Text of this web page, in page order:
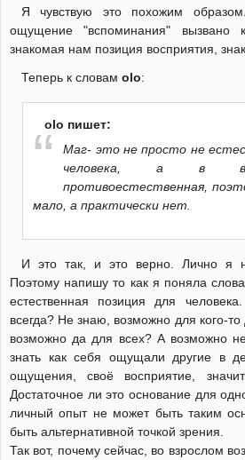
Я чувствую это похожим
ощущение "вспоминания" вызвано
знакомая нам позиция восприятия,
Теперь к словам olo:
olo пишет:
Маг- это не просто не
человека, а в
противоестественная,
мало, а практически нет.
И это так, и это верно. Лично я
Поэтому напишу то как я поняла слова
естественная позиция для
всегда? Не знаю, возможно для кого-
возможно да для всех? А возможно
знать как себя ощущали другие в
ощущения, своё восприятие,
Достаточное ли это основание для
личный опыт не может быть таким
быть альтернативной точкой зрения.
Так вот, почему сейчас, во взрослом